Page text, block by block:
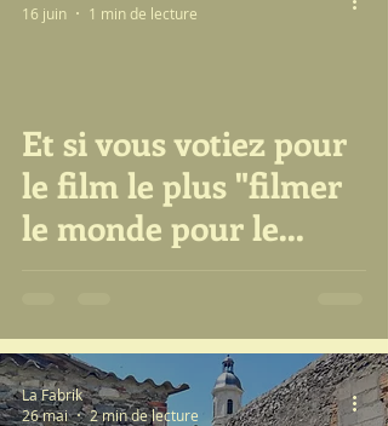
au cinéma Grand
Pommeraye...
Et si vous votiez pour
le film le plus "filmer
le monde pour le
2026
16 juin
1 min de lecture
La Fabrik
26 mai
2 min de lecture